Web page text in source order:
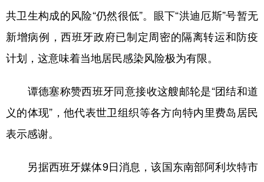
共卫生构成的风险“仍然很低”。眼下“洪迪厄斯”号暂无
新增病例，西班牙政府已制定周密的隔离转运和防疫
计划，这意味着当地居民感染风险极为有限。
谭德塞称赞西班牙同意接收这艘邮轮是“团结和道
义的体现”，他代表世卫组织等各方向特内里费岛居民
表示感谢。
另据西班牙媒体9日消息，该国东南部阿利坎特市